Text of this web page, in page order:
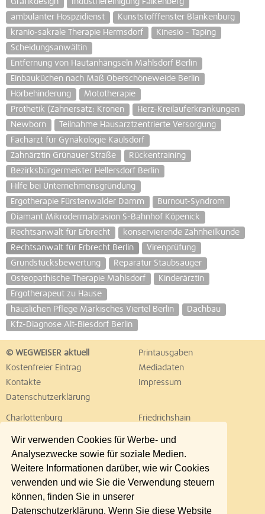
Wir verwenden Cookies für Werbe- und
Analysezwecke sowie für soziale Medien.
Weitere Informationen darüber, wie wir Cookies
verwenden und wie Sie die Verwendung steuern
können, finden Sie in unserer
Datenschutzerklärung. Wenn Sie diese Website
Grafikdesign
Industriereinigung Falkenberg
ambulanter Hospzidienst
Kunststofffenster Blankenburg
kranio-sakrale Therapie Hermsdorf
Kinesio - Taping
Scheidungsanwältin
Entfernung von Hautanhängseln Mahlsdorf Berlin
Einbauküchen nach Maß Oberschöneweide Berlin
Hörbehinderung
Mototherapie
Prothetik (Zahnersatz: Kronen
Herz-Kreilauferkrankungen
Newborn
Teilnahme Hausarztzentrierte Versorgung
Facharzt für Gynäkologie Kaulsdorf
Zahnärztin Grünauer Straße
Rückentraining
Bezirksbürgermeister Hellersdorf Berlin
Hilfe bei Unternehmensgründung
Ergotherapie Fürstenwalder Damm
Burnout-Syndrom
Diamant Mikrodermabrasion S-Bahnhof Köpenick
Rechtsanwalt für Erbrecht
konservierende Zahnheilkunde
Rechtsanwalt für Erbrecht Berlin
Virenprüfung
Grundstücksbewertung
Reparatur Staubsauger
Osteopathische Therapie Mahlsdorf
Kinderärztin
Ergotherapeut zu Hause
häuslichen Pflege Märkisches Viertel Berlin
Dachbau
Kfz-Diagnose Alt-Biesdorf Berlin
© WEGWEISER aktuell
Printausgaben
Kostenfreier Eintrag
Mediadaten
Kontakte
Impressum
Datenschutzerklärung
Charlottenburg
Friedrichshain
Lichtenberg
Marzahn
Neukölln
Pankow
Reinickendorf
Schöneberg